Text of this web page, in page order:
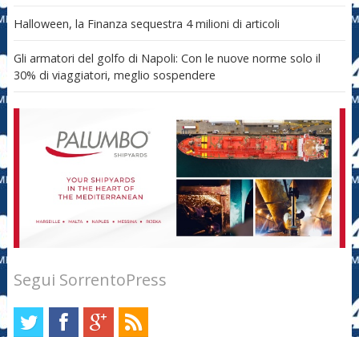
Halloween, la Finanza sequestra 4 milioni di articoli
Gli armatori del golfo di Napoli: Con le nuove norme solo il
30% di viaggiatori, meglio sospendere
Segui SorrentoPress